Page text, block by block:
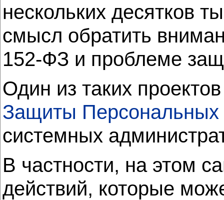
нескольких десятков
смысл обратить
152-ФЗ и проблеме
Один из таких
Защиты
системных
В частности, на этом
действий, которые